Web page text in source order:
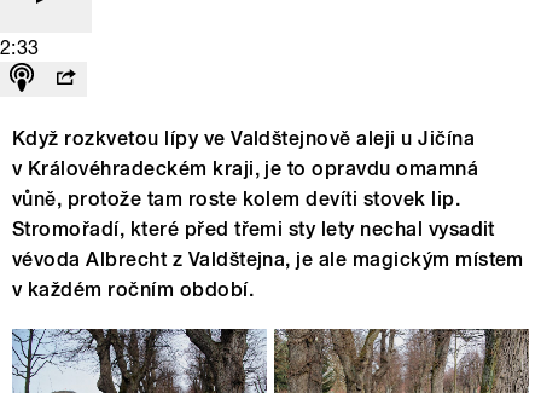
2:33
Když rozkvetou lípy ve Valdštejnově aleji u Jičína
v Královéhradeckém kraji, je to opravdu omamná
vůně, protože tam roste kolem devíti stovek lip.
Stromořadí, které před třemi sty lety nechal vysadit
vévoda Albrecht z Valdštejna, je ale magickým místem
v každém ročním období.